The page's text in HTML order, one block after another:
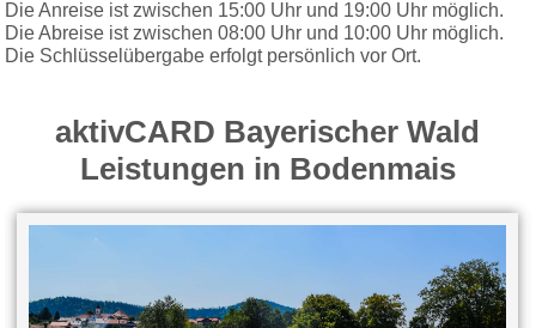
Die Anreise ist zwischen 15:00 Uhr und 19:00 Uhr möglich.
Die Abreise ist zwischen 08:00 Uhr und 10:00 Uhr möglich.
Die Schlüsselübergabe erfolgt persönlich vor Ort.
aktivCARD Bayerischer Wald
Leistungen in Bodenmais